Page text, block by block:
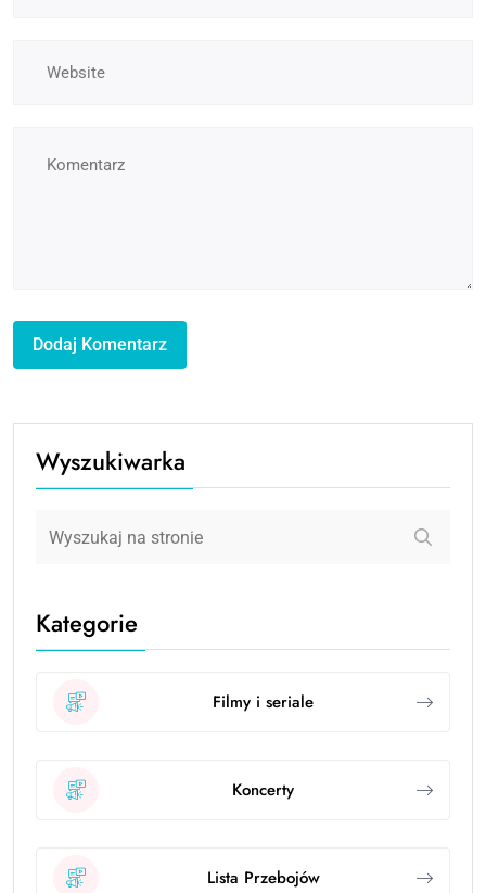
Wyszukiwarka
Kategorie
Filmy i seriale
Koncerty
Lista Przebojów